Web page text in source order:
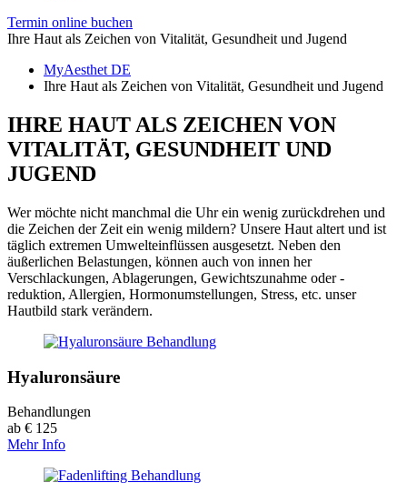
Termin online buchen
Ihre Haut als Zeichen von Vitalität, Gesundheit und Jugend
MyAesthet DE
Ihre Haut als Zeichen von Vitalität, Gesundheit und Jugend
IHRE HAUT ALS ZEICHEN VON
VITALITÄT, GESUNDHEIT UND
JUGEND
Wer möchte nicht manchmal die Uhr ein wenig zurückdrehen und
die Zeichen der Zeit ein wenig mildern? Unsere Haut altert und ist
täglich extremen Umwelteinflüssen ausgesetzt. Neben den
äußerlichen Belastungen, können auch von innen her
Verschlackungen, Ablagerungen, Gewichtszunahme oder -
reduktion, Allergien, Hormonumstellungen, Stress, etc. unser
Hautbild stark verändern.
Hyaluronsäure
Behandlungen
ab € 125
Mehr Info